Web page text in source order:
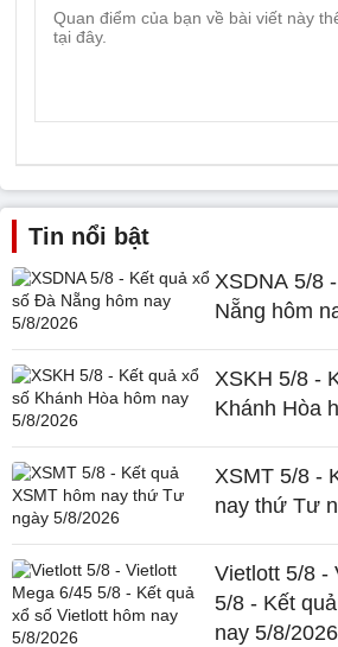
Tin nổi bật
XSDNA 5/8
Nẵng hôm
XSKH 5/8 -
Khánh Hòa
XSMT 5/8 -
nay thứ Tư
Vietlott 5/8 -
5/8 - Kết
nay 5/8/2026